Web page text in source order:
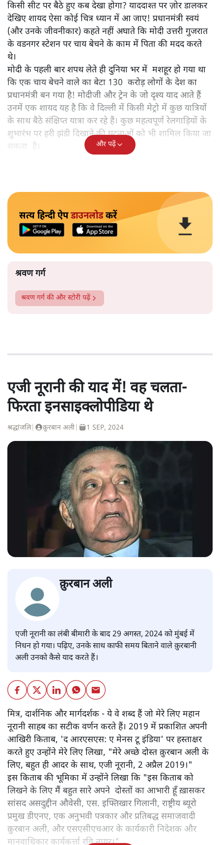
किसी सीट पर बैठे हुए कब देखा होगा? याददाश्त पर ज़ोर डालकर
देखिए शायद ऐसा कोई चित्र ध्यान में आ जाए! प्रधानमंत्री स्वयं
(और उनके जीवनीकार) कहते नहीं अघाते कि मोदी उत्तरी गुजरात
के वडनगर स्टेशन पर चाय बेचने के काम में पिता की मदद करते
थे।
मोदी के पहली बार शपथ लेते ही दुनिया भर में मशहूर हो गया था
कि एक चाय बेचने वाले का बेटा 130 करोड़ लोगों के देश का
प्रधानमंत्री बन गया है! मोदीजी और ट्रेन के जो दृश्य याद आते हैं
उनमें एक शायद यह है कि वे दिल्ली में किसी मेट्रो में कुछ यात्रियों
के साथ बैठे संक्षिप्त यात्रा कर रहे हैं। कुछ महत्वपूर्ण रेलगाड़ियों के
शुभारंभ पर हरी झंडी दिखाने की घटनाओं को भी शामिल किया जा
सकता है।
और पढ़ें
सत्य हिन्दी ऐपडाउनलोडकरें
श्रवण गर्ग
श्रवण गर्ग की और स्टोरी पढ़ें
एजी नूरानी की याद में! वह चलता-
फिरता इनसाइक्लोपीडिया थे
श्रद्धांजलि| क़ुरबान अली 1 SEP, 2024
क़ुरबान अली
एजी नूरानी का लंबी बीमारी के बाद 29 अगस्त, 2024 को मुंबई में
निधन हो गया। पढ़िए, उनके साथ काफी समय बिताने वाले क़ुरबानी
अली उनको कैसे याद करते हैं।
मित्र, दार्शनिक और मार्गदर्शक - ये वे शब्द हैं जो मेरे लिए महान
नूरानी साहब का सटीक वर्णन करते हैं। 2019 में प्रकाशित अपनी
आखिरी किताब, 'द आरएसएस: ए मेनस टू इंडिया' पर हस्ताक्षर
करते हुए उन्होंने मेरे लिए लिखा, "मेरे अच्छे दोस्त क़ुरबान अली के
लिए, बहुत ही आदर के साथ, एजी नूरानी, 2 अप्रैल 2019।"
इस किताब की भूमिका में उन्होंने लिखा कि "इस किताब को
लिखने के लिए मैं बहुत सारे अपने दोस्तों का आभारी हूँ ख़ासकर
सांसद असदुद्दीन औवेसी, एस. इफ्तिखार गिलानी, राष्ट्रीय ब्यूरो
प्रमुख डीएनए, एक अनुभवी पत्रकार और प्रतिबद्ध समाजवादी
क़ुरबान अली, और एसएसीएचआर के कार्यकारी निदेशक और
मानवाधिकार कार्यकर्त्ता रवि नायर।"